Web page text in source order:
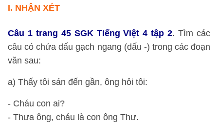
I. NHẬN XÉT
Câu 1 trang 45 SGK Tiếng Việt 4 tập 2. Tìm các
câu có chứa dấu gạch ngang (dấu -) trong các đoạn
văn sau:
a) Thấy tôi sán đến gần, ông hỏi tôi:
- Cháu con ai?
- Thưa ông, cháu là con ông Thư.